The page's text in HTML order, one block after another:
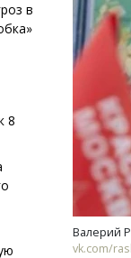
в
8
Валерий
vk.com/
Юрий